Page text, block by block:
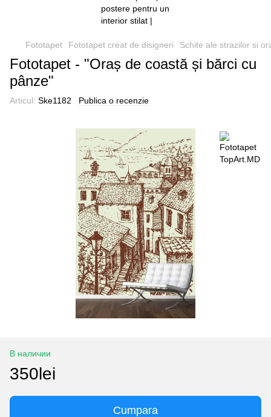
Fototapet Fototapet creat de disigneri Schite ale strazilor si
Fototapet - "Oraș de coastă și bărci cu
pânze"
Articul: Ske1182 Publica o recenzie
В наличии
350lei
Cumpara